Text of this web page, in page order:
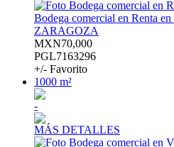
Bodega comercial en Renta
ZARAGOZA
MXN70,000
PGL7163296
+/- Favorito
1000 m²
-
MÁS DETALLES